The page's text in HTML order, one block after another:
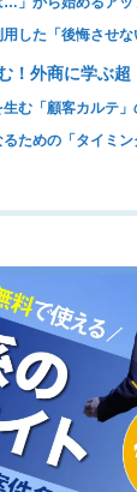
した「後悔させな
！外商に学ぶ超
む「顧客カルテ」
ための「タイミン